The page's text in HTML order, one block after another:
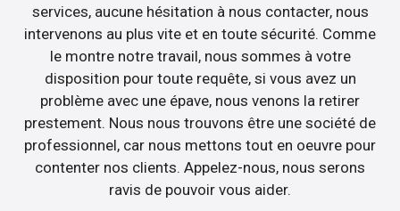
services, aucune hésitation à nous contacter, nous
intervenons au plus vite et en toute sécurité. Comme
le montre notre travail, nous sommes à votre
disposition pour toute requête, si vous avez un
problème avec une épave, nous venons la retirer
prestement. Nous nous trouvons être une société de
professionnel, car nous mettons tout en oeuvre pour
contenter nos clients. Appelez-nous, nous serons
ravis de pouvoir vous aider.